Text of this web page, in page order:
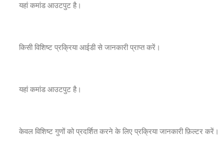
यहां कमांड आउटपुट है।
किसी विशिष्ट प्रक्रिया आईडी से जानकारी प्राप्त करें।
यहां कमांड आउटपुट है।
केवल विशिष्ट गुणों को प्रदर्शित करने के लिए प्रक्रिया जानकारी फ़िल्टर करें।